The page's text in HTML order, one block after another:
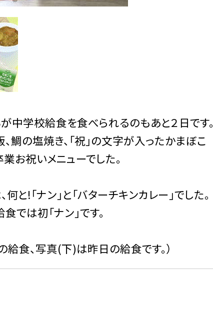
中学校給食を食べられるのもあと２日です。
鯛の塩焼き、「祝」の文字が入ったかまぼこ
業お祝いメニューでした。
と!「ナン」と「バターチキンカレー」でした。
では初「ナン」です。
給食、写真(下)は昨日の給食です。）